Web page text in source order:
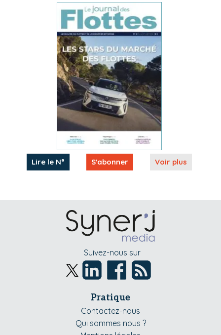
Lire le N° S'abonner Voir plus
Suivez-nous sur
Pratique
Contactez-nous
Qui sommes nous ?